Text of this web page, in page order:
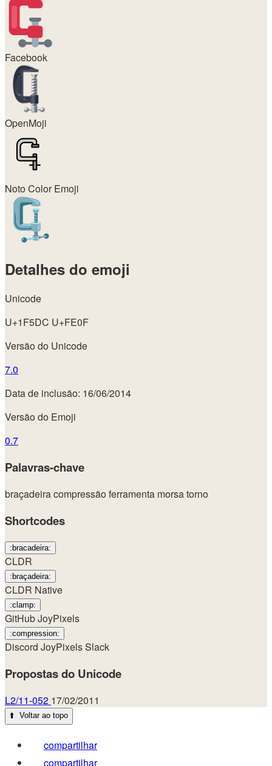
Facebook
OpenMoji
Noto Color Emoji
Detalhes do emoji
Unicode
U+1F5DC U+FE0F
Versão do Unicode
7.0
Data de inclusão: 16/06/2014
Versão do Emoji
0.7
Palavras-chave
braçadeiracompressão ferramenta morsatorno
Shortcodes
:bracadeira:
CLDR
:braçadeira:
CLDR Native
:clamp:
GitHubJoyPixels
:compression:
Discord JoyPixelsSlack
Propostas do Unicode
L2/11-052 17/02/2011
⬆️ Voltar ao topo
compartilhar
compartilhar